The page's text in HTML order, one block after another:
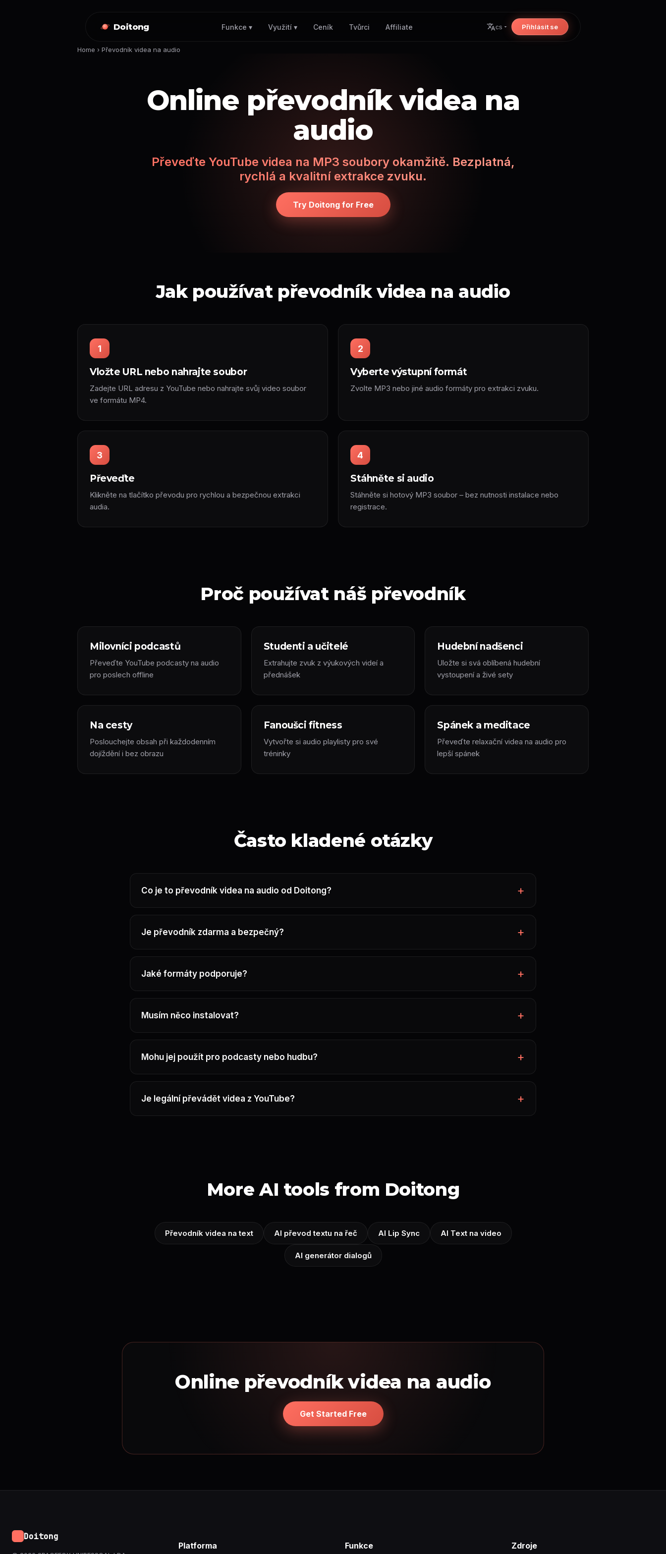
Doitong Funkce ▾ Využití ▾ Ceník Tvůrci Affiliate cs Přihlásit se
Home › Převodník videa na audio
Online převodník videa na
audio
Převeďte YouTube videa na MP3 soubory okamžitě. Bezplatná,
rychlá a kvalitní extrakce zvuku.
Try Doitong for Free
Jak používat převodník videa na audio
1
Vložte URL nebo nahrajte soubor
Zadejte URL adresu z YouTube nebo nahrajte svůj video soubor
ve formátu MP4.
2
Vyberte výstupní formát
Zvolte MP3 nebo jiné audio formáty pro extrakci zvuku.
3
Převeďte
Klikněte na tlačítko převodu pro rychlou a bezpečnou extrakci
audia.
4
Stáhněte si audio
Stáhněte si hotový MP3 soubor – bez nutnosti instalace nebo
registrace.
Proč používat náš převodník
Milovníci podcastů
Převeďte YouTube podcasty na audio
pro poslech offline
Studenti a učitelé
Extrahujte zvuk z výukových videí a
přednášek
Hudební nadšenci
Uložte si svá oblíbená hudební
vystoupení a živé sety
Na cesty
Poslouchejte obsah při každodenním
dojíždění i bez obrazu
Fanoušci fitness
Vytvořte si audio playlisty pro své
tréninky
Spánek a meditace
Převeďte relaxační videa na audio pro
lepší spánek
Často kladené otázky
Co je to převodník videa na audio od Doitong?
Je převodník zdarma a bezpečný?
Jaké formáty podporuje?
Musím něco instalovat?
Mohu jej použít pro podcasty nebo hudbu?
Je legální převádět videa z YouTube?
More AI tools from Doitong
Převodník videa na text AI převod textu na řeč AI Lip Sync AI Text na video
AI generátor dialogů
Online převodník videa na audio
Get Started Free
Doitong
Platforma Funkce Zdroje